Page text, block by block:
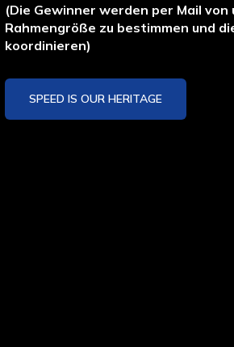
(Die Gewinner werden per Mail
Rahmengröße zu bestimmen und
koordinieren)
SPEED IS OUR HERITAGE